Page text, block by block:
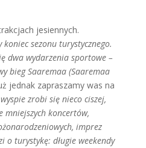
jesiennych.
sezonu turystycznego.
dwa wydarzenia sportowe –
bieg Saaremaa (Saaremaa
jednak zapraszamy was na
zrobi się nieco ciszej,
mniejszych koncertów,
imprez
o turystykę: długie weekendy